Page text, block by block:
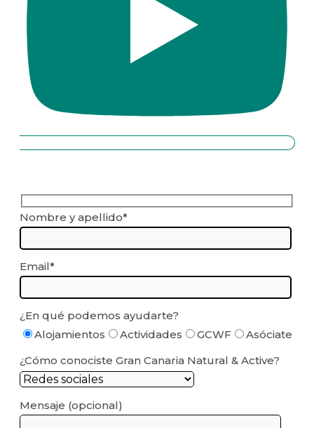
Nombre y apellido*
Email*
¿En qué podemos ayudarte?
Alojamientos
Actividades GCWF
Asóciate
¿Cómo conociste Gran Canaria Natural & Active?
Mensaje (opcional)